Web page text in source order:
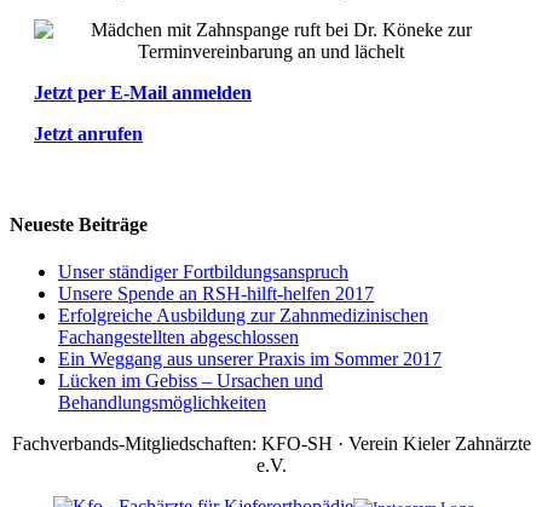
Jetzt per E-Mail anmelden
Jetzt anrufen
Neueste Beiträge
Unser ständiger Fortbildungsanspruch
Unsere Spende an RSH-hilft-helfen 2017
Erfolgreiche Ausbildung zur Zahnmedizinischen
Fachangestellten abgeschlossen
Ein Weggang aus unserer Praxis im Sommer 2017
Lücken im Gebiss – Ursachen und
Behandlungsmöglichkeiten
Fachverbands-Mitgliedschaften: KFO-SH · Verein Kieler Zahnärzte
e.V.